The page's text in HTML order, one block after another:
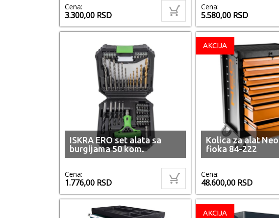
Cena:
3.300,00 RSD
Cena:
5.580,00 RSD
ISKRA ERO set alata sa
burgijama 50 kom.
Cena:
1.776,00 RSD
AKCIJA
Kolica za alat
fioka 84-222
Cena:
48.600,00 RSD
AKCIJA